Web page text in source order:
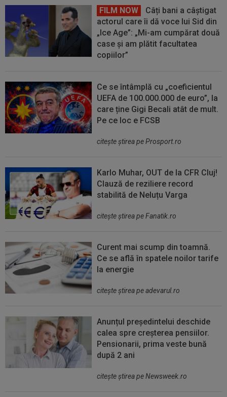
FILM NOW
Câți bani a câștigat
actorul care îi dă voce lui Sid din
„Ice Age”: „Mi-am cumpărat două
case și am plătit facultatea
copiilor”
Ce se întâmplă cu „coeficientul
UEFA de 100.000.000 de euro”, la
care ține Gigi Becali atât de mult.
Pe ce loc e FCSB
citeşte ştirea pe Prosport.ro
Karlo Muhar, OUT de la CFR Cluj!
Clauză de reziliere record
stabilită de Neluțu Varga
citeşte ştirea pe Fanatik.ro
Curent mai scump din toamnă.
Ce se află în spatele noilor tarife
la energie
citeşte ştirea pe adevarul.ro
Anunțul președintelui deschide
calea spre creșterea pensiilor.
Pensionarii, prima veste bună
după 2 ani
citeşte ştirea pe Newsweek.ro